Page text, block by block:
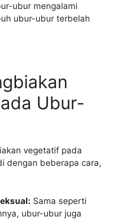
ubur mengalami
ubur-ubur terbelah
Ubur-
vegetatif pada
dengan beberapa cara,
Sama seperti
ubur-ubur juga